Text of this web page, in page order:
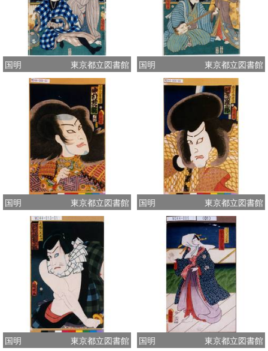
国明 東京都立図書館 国明 東京都立図書館
国明 東京都立図書館 国明 東京都立図書館
国明 東京都立図書館 国明 東京都立図書館